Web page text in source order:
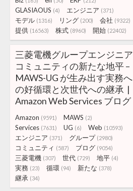
GLASIAOUS (4) エンジニア (371)
モデル (1316) リング (200) 会社 (9322)
提供 (16563) 株式 (8960) 開始 (22402)
三菱電機グループエンジニア
コミュニティの新たな地平 –
MAWS-UG が生み出す実務へ
の好循環と次世代への継承 |
Amazon Web Services ブログ
Amazon (9591) MAWS (2)
Services (7631) UG (6) Web (10593)
エンジニア (371) グループ (2980)
コミュニティ (587) ブログ (9054)
三菱電機 (307) 世代 (729) 地平 (4)
実務 (23) 循環 (94) 新たな (378)
継承 (34)